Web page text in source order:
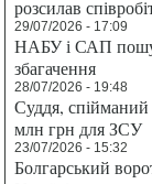
розсилав
29/07/2026 - 17:09
НАБУ і САП
збагачення
28/07/2026 - 19:48
Суддя,
млн грн для ЗСУ
23/07/2026 - 15:32
Болгарський